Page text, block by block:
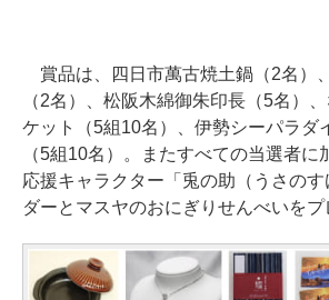
賞品は、四日市萬古焼土鍋（2名）
（2名）、松阪木綿御朱印長（5名）
ケット（5組10名）、伊勢シーパラダ
（5組10名）。またすべての当選者に
応援キャラクター「兎の助（うさの
ダーとマスヤのおにぎりせんべいをプ